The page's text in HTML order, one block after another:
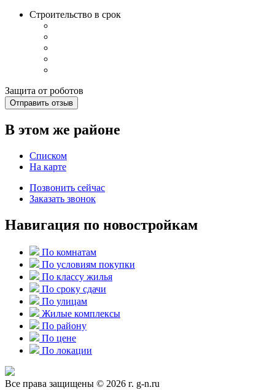
Строительство в срок
Защита от роботов
Отправить отзыв
В этом же районе
Списком
На карте
Позвонить сейчас
Заказать звонок
Навигация по новостройкам
По комнатам
По условиям покупки
По классу жилья
По сроку сдачи
По улицам
Жилые комплексы
По району
По цене
По локации
Все права защищены © 2026 г. g-n.ru